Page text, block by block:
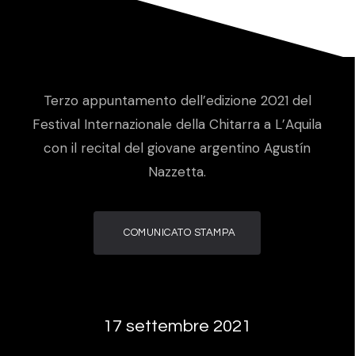
Terzo appuntamento dell’edizione 2021 del
Festival Internazionale della Chitarra a L’Aquila
con il recital del giovane argentino Agustín
Nazzetta.
COMUNICATO STAMPA
17 settembre 2021